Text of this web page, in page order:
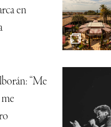
en
“Me